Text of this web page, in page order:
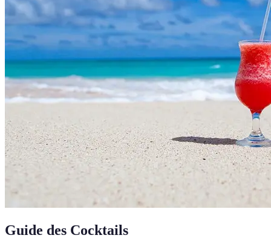
Guide des Cocktails